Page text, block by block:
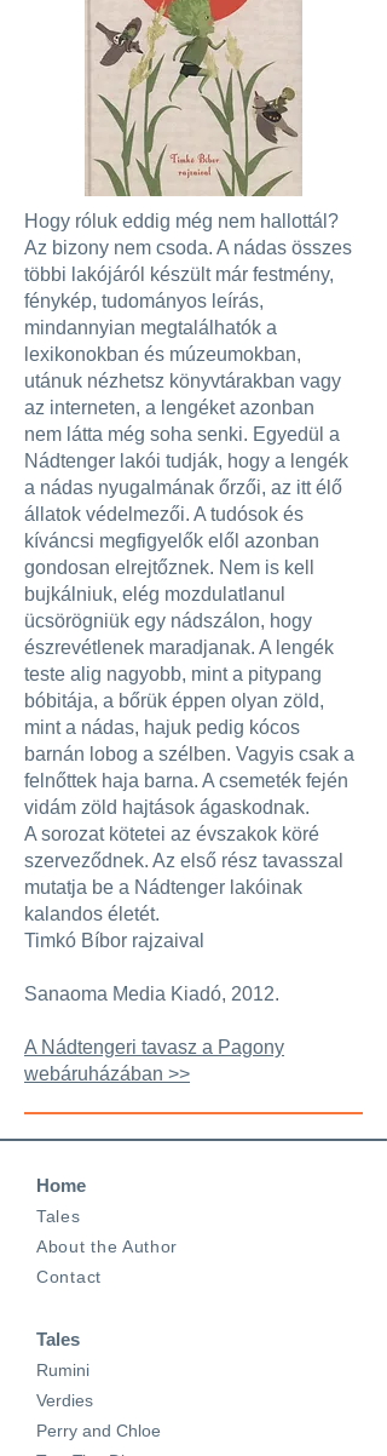
Hogy róluk eddig még nem hallottál?
Az bizony nem csoda. A nádas összes
többi lakójáról készült már festmény,
fénykép, tudományos leírás,
mindannyian megtalálhatók a
lexikonokban és múzeumokban,
utánuk nézhetsz könyvtárakban vagy
az interneten, a lengéket azonban
nem látta még soha senki. Egyedül a
Nádtenger lakói tudják, hogy a lengék
a nádas nyugalmának őrzői, az itt élő
állatok védelmezői. A tudósok és
kíváncsi megfigyelők elől azonban
gondosan elrejtőznek. Nem is kell
bujkálniuk, elég mozdulatlanul
ücsörögniük egy nádszálon, hogy
észrevétlenek maradjanak. A lengék
teste alig nagyobb, mint a pitypang
bóbitája, a bőrük éppen olyan zöld,
mint a nádas, hajuk pedig kócos
barnán lobog a szélben. Vagyis csak a
felnőttek haja barna. A csemeték fején
vidám zöld hajtások ágaskodnak.
A sorozat kötetei az évszakok köré
szerveződnek. Az első rész tavasszal
mutatja be a Nádtenger lakóinak
kalandos életét.
Timkó Bíbor rajzaival
Sanaoma Media Kiadó, 2012.
A Nádtengeri tavasz a Pagony
webáruházában >>
Home
Tales
About the Author
Contact
Tales
Rumini
Verdies
Perry and Chloe